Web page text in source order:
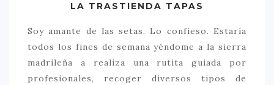
LA TRASTIENDA TAPAS
Soy amante de las setas. Lo confieso. Estaría
todos los fines de semana yéndome a la sierra
madrileña a realiza una rutita guiada por
profesionales, recoger diversos tipos de